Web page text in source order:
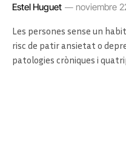
Estel Huguet noviembre
Les persones sense un
risc de patir ansietat o
patologies cròniques i